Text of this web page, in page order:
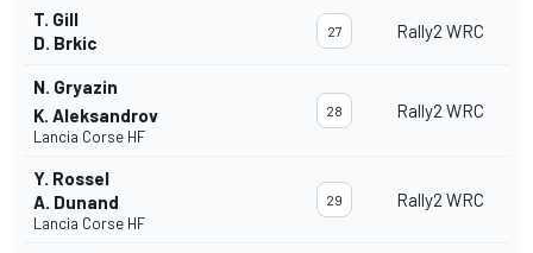
T. Gill
D. Brkic
27 Rally2 WRC
N. Gryazin
K. Aleksandrov
Lancia Corse HF
28 Rally2 WRC
Y. Rossel
A. Dunand
Lancia Corse HF
29 Rally2 WRC